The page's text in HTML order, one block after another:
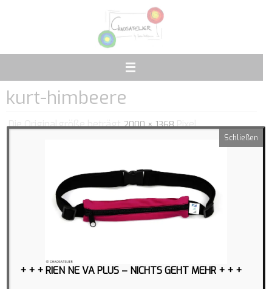
kurt-himbeere
Die Originalgröße beträgt2000 × 1368Pixel
+ + + RIEN NE VA PLUS – NICHTS GEHT MEHR + + +
Schließen